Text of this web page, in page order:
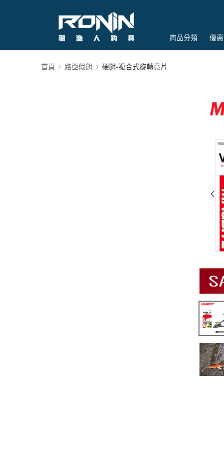
商品分類 優
首頁 路亞假餌 硬餌-複合式旋轉亮片